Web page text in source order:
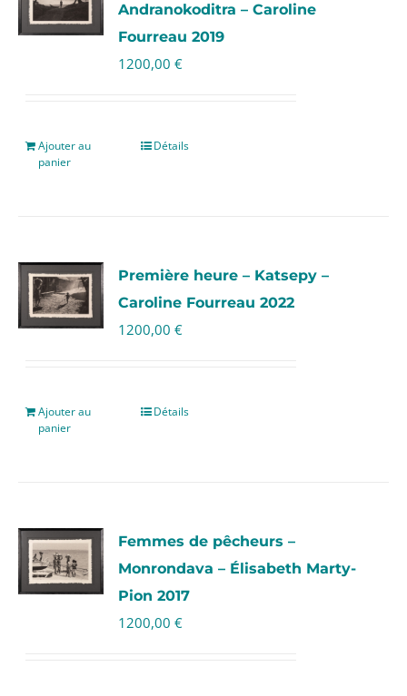
Andranokoditra – Caroline
Fourreau 2019
1200,00€
Ajouter au
panier
Détails
Première heure – Katsepy –
Caroline Fourreau 2022
1200,00€
Ajouter au
panier
Détails
Femmes de pêcheurs –
Monrondava – Élisabeth Marty-
Pion 2017
1200,00€